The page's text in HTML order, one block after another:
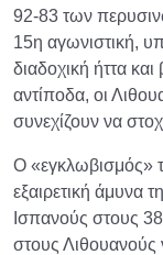
92-83 των
15η αγωνιστική,
διαδοχική ήττα
αντίποδα, οι
συνεχίζουν να
Ο «εγκλωβισμός»
εξαιρετική άμυνα
Ισπανούς στους
στους Λιθουανούς